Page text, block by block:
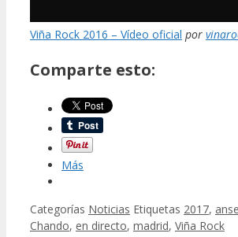
Viña Rock 2016 – Vídeo oficial por
Comparte esto:
Más
Categorías Noticias Etiquetas 2017,
Chando, en directo, madrid, Viña Rock